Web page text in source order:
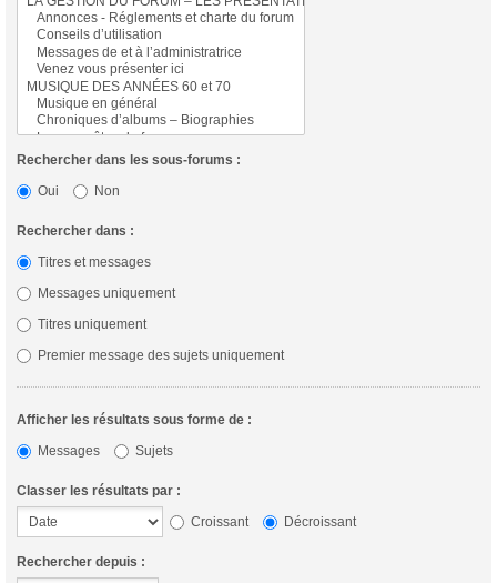
Rechercher dans les sous-forums :
Oui
Non
Rechercher dans :
Titres et messages
Messages uniquement
Titres uniquement
Premier message des sujets uniquement
Afficher les résultats sous forme de :
Messages
Sujets
Classer les résultats par :
Croissant
Décroissant
Rechercher depuis :